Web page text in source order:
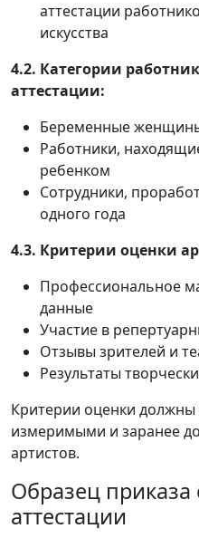
аттестации
искусства
4.2. Категории
аттестации:
Беременные
Работники,
ребенком
Сотрудники,
одного года
4.3. Критерии оценки
Профессиональное
данные
Участие в
Отзывы зрителей и
Результаты
Критерии оценки
измеримыми и заранее
артистов.
Образец
аттестации